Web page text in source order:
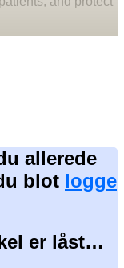
allerede
blot logge
er låst…